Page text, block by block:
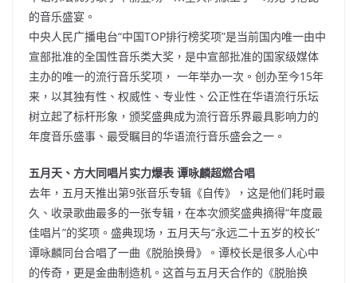
的音乐盛宴。
中央人民广播电台“中国TOP排行榜奖项”是当前国内唯一由中
宣部批准的全国性音乐类大奖，是中宣部批准的国家级媒体
主办的唯一的流行音乐奖项， 一年举办一次。创办至今15年
来，以其独有性、权威性、专业性、公正性在华语流行乐坛
树立起了标杆形象，颁奖盛典成为流行音乐界最具影响力的
年度音乐盛事、最受瞩目的华语流行音乐盛会之一。
五月天、方大同唱片实力爆表 谭咏麟超燃合唱
去年，五月天推出第9张音乐专辑《自传》，这是他们耗时最
久、收录歌曲最多的一张专辑，在本次颁奖盛典摘得“年度最
佳唱片”的奖项。盛典现场，五月天与“永远二十五岁的校长”
谭咏麟同台合唱了一曲《脱胎换骨》。谭校长是很多人心中
的传奇，更是金曲制造机。这首与五月天合作的《脱胎换